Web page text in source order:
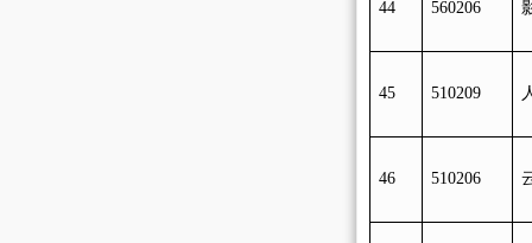
44 560206
45 510209
46 510206